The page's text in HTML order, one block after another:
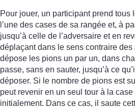
Pour jouer, un participant prend tous
l’une des cases de sa rangée et, à
jusqu’à celle de l’adversaire et en
déplaçant dans le sens contraire des
dépose les pions un par un, dans
passe, sans en sauter, jusqu’à ce
déposer. Si le nombre de pions est
peut revenir en un seul tour à la
initialement. Dans ce cas, il saute